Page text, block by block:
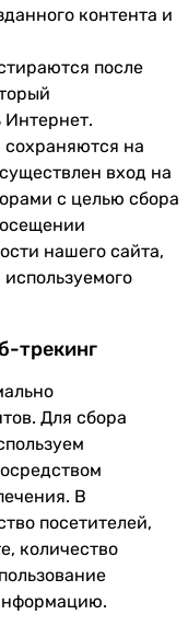
контента и
после
Интернет.
на
вход на
с целью сбора
нашего сайта,
трекинг
Для сбора
В
посетителей,
количество